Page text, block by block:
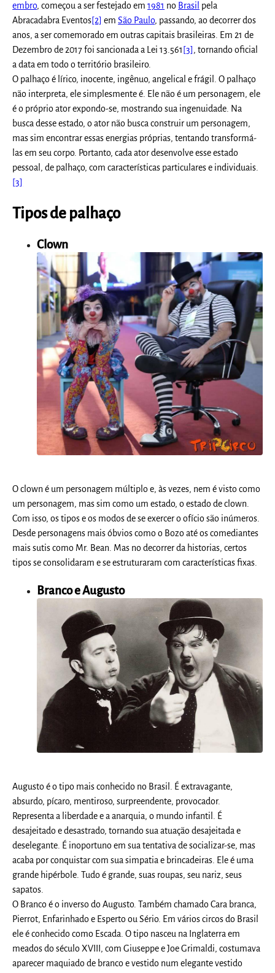
embro, começou a ser festejado em1981 no Brasil pela
Abracadabra Eventos[2] emSão Paulo, passando, ao decorrer dos
anos, a ser comemorado em outras capitais brasileiras. Em 21 de
Dezembro de 2017 foi sancionada a Lei 13.561 [3] , tornando oficial
a data em todo o território brasileiro.
O palhaço é lírico, inocente, ingênuo, angelical e frágil. O palhaço
não interpreta, ele simplesmente é. Ele não é um personagem, ele
é o próprio ator expondo-se, mostrando sua ingenuidade. Na
busca desse estado, o ator não busca construir um personagem,
mas sim encontrar essas energias próprias, tentando transformá-
las em seu corpo. Portanto, cada ator desenvolve esse estado
pessoal, de palhaço, com características particulares e individuais.
[3]
Tipos de palhaço
Clown
O clown é um personagem múltiplo e, às vezes, nem é visto como
um personagem, mas sim como um estado, o estado de clown.
Com isso, os tipos e os modos de se exercer o ofício são inúmeros.
Desde personagens mais óbvios como o Bozo até os comediantes
mais sutis como Mr. Bean. Mas no decorrer da historias, certos
tipos se consolidaram e se estruturaram com características fixas.
Branco e Augusto
Augusto é o tipo mais conhecido no Brasil. É extravagante,
absurdo, pícaro, mentiroso, surpreendente, provocador.
Representa a liberdade e a anarquia, o mundo infantil. É
desajeitado e desastrado, tornando sua atuação desajeitada e
deselegante. É inoportuno em sua tentativa de socializar-se, mas
acaba por conquistar com sua simpatia e brincadeiras. Ele é uma
grande hipérbole. Tudo é grande, suas roupas, seu nariz, seus
sapatos.
O Branco é o inverso do Augusto. Também chamado Cara branca,
Pierrot, Enfarinhado e Esperto ou Sério. Em vários circos do Brasil
ele é conhecido como Escada. O tipo nasceu na Inglaterra em
meados do século XVIII, com Giuseppe e Joe Grimaldi, costumava
aparecer maquiado de branco e vestido num elegante vestido